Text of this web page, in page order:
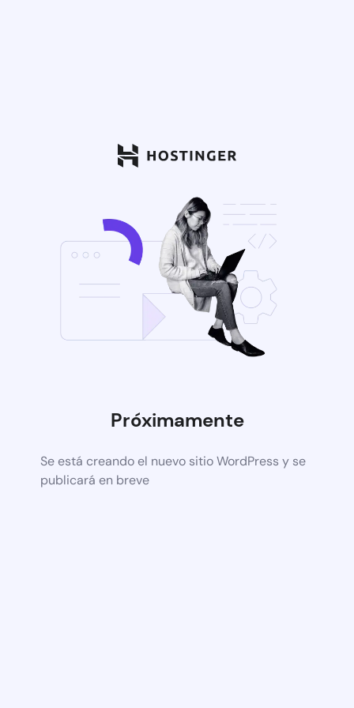
Próximamente
Se está creando el nuevo sitio WordPress y se
publicará en breve